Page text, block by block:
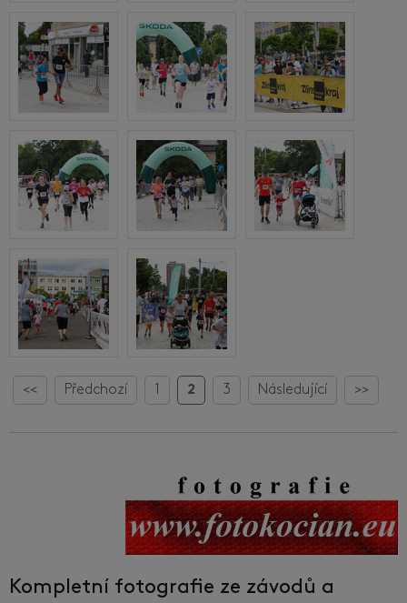
<< Předchozí 1 2 3 Následující >>
Kompletní fotografie ze závodů a